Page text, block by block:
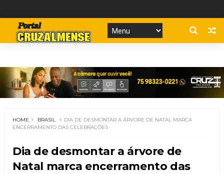
HOME BRASIL
DIA DE DESMONTAR A ÁRVORE DE NATAL MARCA
ENCERRAMENTO DAS CELEBRAÇÕES
Dia de desmontar a árvore de
Natal marca encerramento das